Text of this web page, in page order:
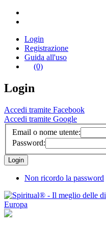
Login
Registrazione
Guida all'uso
(0)
Login
Accedi tramite Facebook
Accedi tramite Google
Email o nome utente:
Password:
Non ricordo la password